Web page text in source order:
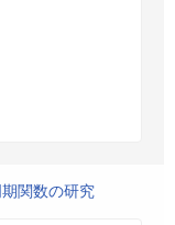
関数の研究